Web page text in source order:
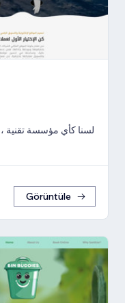
لسنا كأي مؤسسة تقنية
Görüntüle